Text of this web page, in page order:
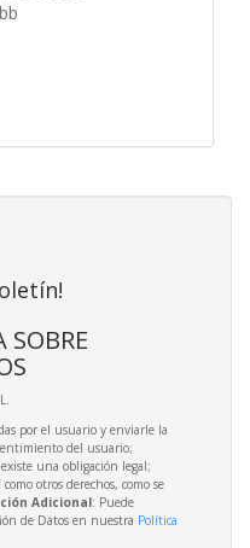
SOBRE
por el usuario y enviarle la
del usuario;
una obligación legal;
otros derechos, como se
Adicional: Puede
de Datos en nuestra Política